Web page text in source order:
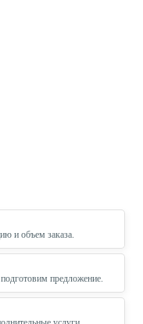
и объем заказа.
предложение.